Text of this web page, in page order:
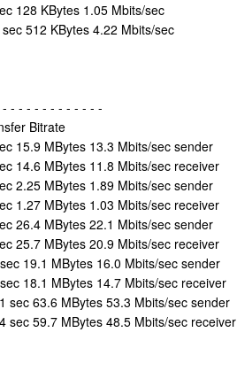
128 KBytes 1.05 Mbits/sec
512 KBytes 4.22 Mbits/sec
- - - - - - - - - - - -
Bitrate
15.9 MBytes 13.3 Mbits/sec sender
14.6 MBytes 11.8 Mbits/sec receiver
2.25 MBytes 1.89 Mbits/sec sender
1.27 MBytes 1.03 Mbits/sec receiver
26.4 MBytes 22.1 Mbits/sec sender
25.7 MBytes 20.9 Mbits/sec receiver
19.1 MBytes 16.0 Mbits/sec sender
18.1 MBytes 14.7 Mbits/sec receiver
sec 63.6 MBytes 53.3 Mbits/sec sender
sec 59.7 MBytes 48.5 Mbits/sec receiver